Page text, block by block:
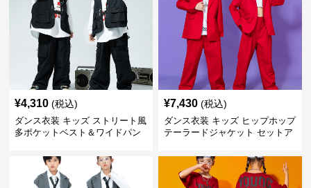
¥4,310 (税込)
ダンス衣装 キッズ ストリート風
多ポケットベスト＆ワイドパン
¥7,430 (税込)
ダンス衣装 キッズ ヒップホップ
テーラードジャケット セットア